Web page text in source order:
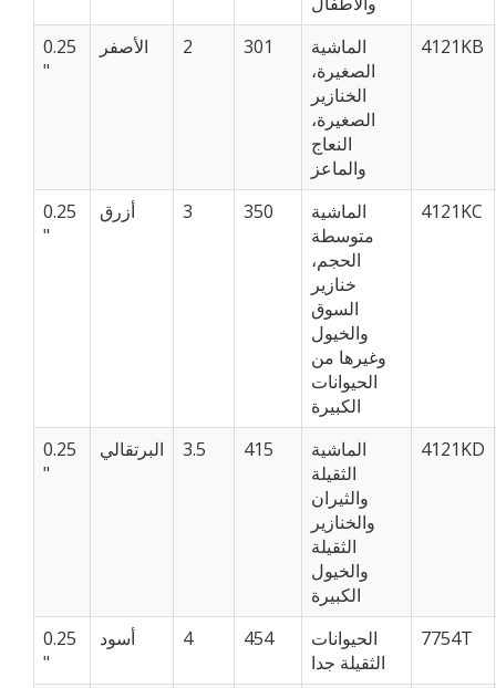
0.25
"
الأصفر 2 301
الماشية
الصغيرة،
الخنازير
الصغيرة،
النعاج
والماعز
4121KB
0.25
"
أزرق 3 350
الماشية
متوسطة
الحجم،
خنازير
السوق
والخيول
وغيرها من
الحيوانات
الكبيرة
4121KC
0.25
"
البرتقالي 3.5 415
الماشية
الثقيلة
والثيران
والخنازير
الثقيلة
والخيول
الكبيرة
4121KD
0.25
"
أسود 4 454
الحيوانات
الثقيلة جدا
7754T